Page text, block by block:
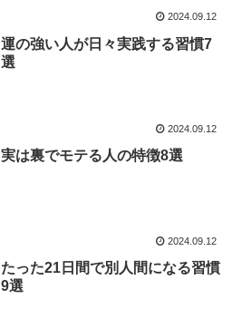
2024.09.12
運の強い人が日々実践する習慣7
選
2024.09.12
実は裏でモテる人の特徴8選
2024.09.12
たった21日間で別人間になる習慣
9選